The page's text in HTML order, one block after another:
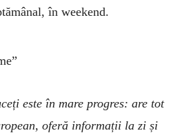
în weekend.
este în mare progres: are tot
oferă informații la zi și